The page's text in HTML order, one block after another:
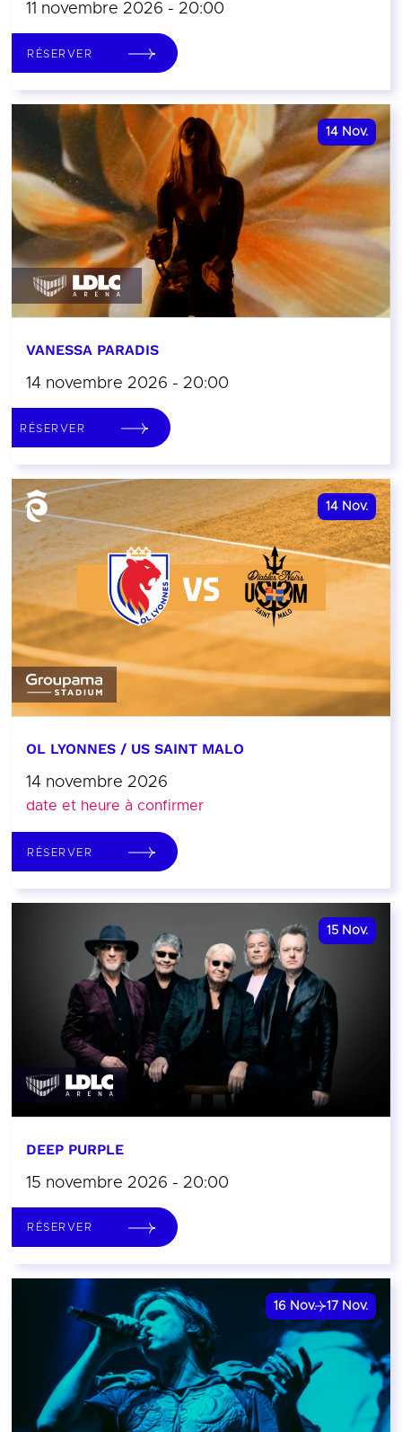
11 novembre 2026 - 20:00
RÉSERVER
14 Nov.
VANESSA PARADIS
14 novembre 2026 - 20:00
RÉSERVER
14 Nov.
OL LYONNES / US SAINT MALO
14 novembre 2026
date et heure à confirmer
RÉSERVER
15 Nov.
DEEP PURPLE
15 novembre 2026 - 20:00
RÉSERVER
16 Nov. 17 Nov.